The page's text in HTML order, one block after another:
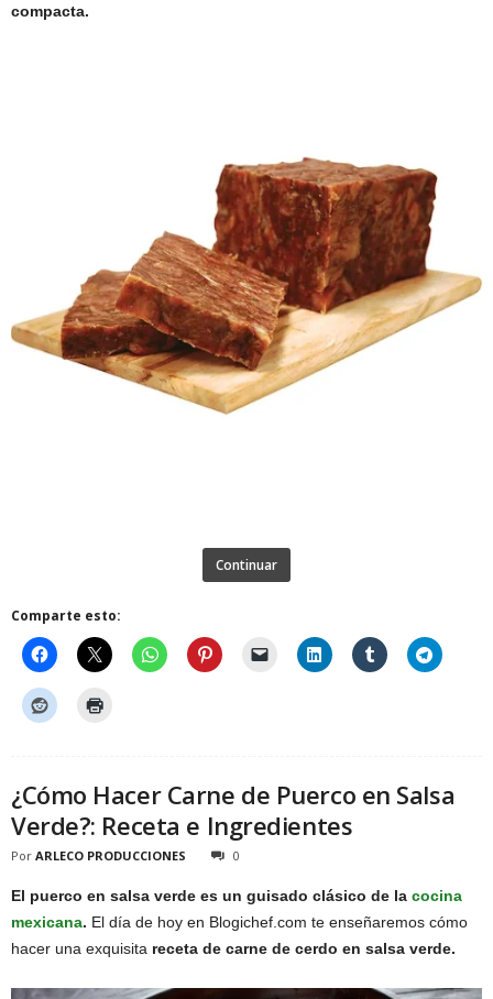
compacta.
Continuar
Comparte esto:
¿Cómo Hacer Carne de Puerco en Salsa
Verde?: Receta e Ingredientes
Por ARLECO PRODUCCIONES 0
El puerco en salsa verde es un guisado clásico de la cocina
mexicana. El día de hoy en Blogichef.com te enseñaremos cómo
hacer una exquisita receta de carne de cerdo en salsa verde.